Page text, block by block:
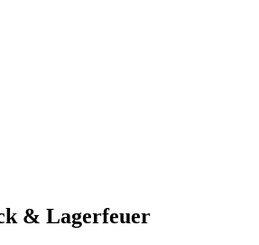
& Lagerfeuer